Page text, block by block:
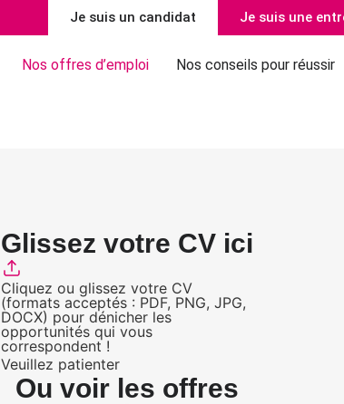
Je suis un candidat Je suis une
Nos offres d’emploi Nos conseils pour réussir
Glissez votre CV ici
Cliquez ou glissez votre CV
(formats acceptés : PDF, PNG, JPG,
DOCX) pour dénicher les
opportunités qui vous
correspondent !
Veuillez patienter
Ou voir les offres